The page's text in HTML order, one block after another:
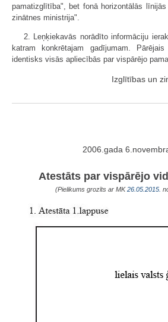
pamatizglītība", bet fonā horizontālās
zinātnes ministrija".
2. Leņķiekavās norādīto informāciju
katram konkrētajam gadījumam.
identisks visās apliecībās par vispārējo
Izglītības un
2006.gada
Atestāts par vispārējo
(Pielikums grozīts ar MK26.05.2015.